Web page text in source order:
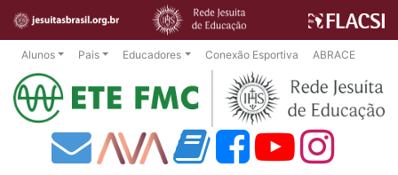
Alunos Pais Educadores Conexão Esportiva ABRACE